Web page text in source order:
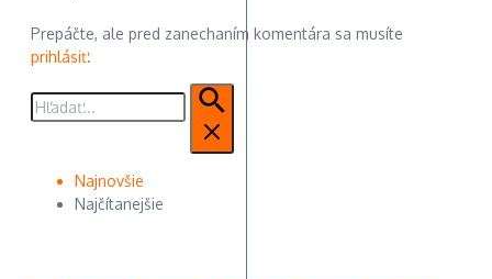
Prepáčte, ale pred zanechaním komentára sa musíte
prihlásiť.
Hľadať:
Najnovšie
Najčítanejšie